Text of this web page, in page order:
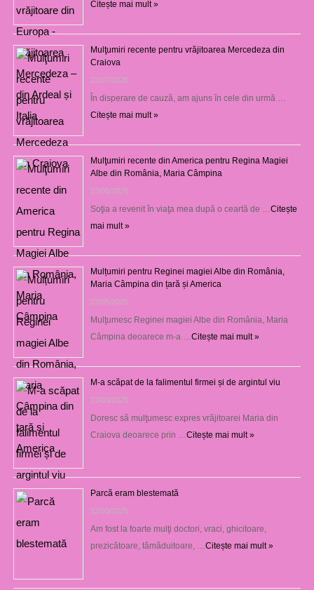
Citește mai mult »
Mulţumiri recente pentru vrăjitoarea Mercedeza din
Craiova
22/07/2026
În disperare de cauză, am ajuns în cele din urmă …
Citește mai mult »
Mulţumiri recente din America pentru Regina Magiei
Albe din România, Maria Câmpina
23/08/2025
Soţia a revenit în viaţa mea după o ceartă de … Citește
mai mult »
Mulțumiri pentru Reginei magiei Albe din România,
Maria Câmpina din țară și America
22/05/2025
Mulţumesc Reginei magiei Albe din România, Maria
Câmpina deoarece m-a … Citește mai mult »
M-a scăpat de la falimentul firmei și de argintul viu
13/03/2025
Doresc să mulţumesc expres vrăjitoarei Maria din
Craiova deoarece prin … Citește mai mult »
Parcă eram blestemată
12/03/2025
Am fost la foarte mulţi doctori, vraci, ghicitoare,
prezicătoare, tămăduitoare, … Citește mai mult »